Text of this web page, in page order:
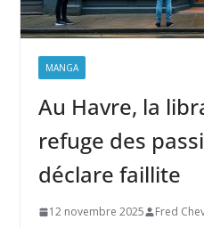
MANGA
Au Havre, la
refuge des
déclare faillite
12 novembre 2025 Fred